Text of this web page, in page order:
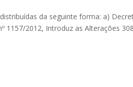
da seguinte forma: a)
1157/2012, Introduz as Alterações